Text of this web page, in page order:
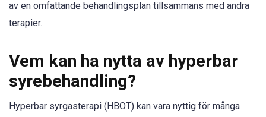
av en omfattande behandlingsplan tillsammans med andra
terapier.
Vem kan ha nytta av hyperbar
syrebehandling?
Hyperbar syrgasterapi (HBOT) kan vara nyttig för många